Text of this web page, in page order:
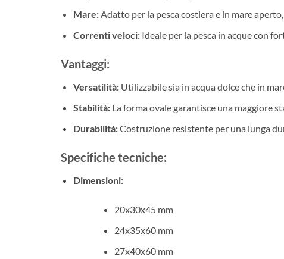
Mare:Adatto per la pesca costiera e in mare
Correnti veloci:Ideale per la pesca in acque con
Vantaggi:
Versatilità:Utilizzabile sia in acqua dolce che in
Stabilità:La forma ovale garantisce una maggiore
Durabilità:Costruzione resistente per una lunga
Specifiche tecniche:
Dimensioni:
20x30x45 mm
24x35x60 mm
27x40x60 mm